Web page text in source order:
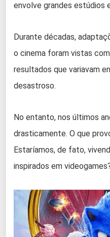
envolve grandes estúdios
Durante décadas,
o cinema foram vistas
resultados que variavam
desastroso.
No entanto, nos últimos
drasticamente. O que
Estaríamos, de fato,
inspirados em